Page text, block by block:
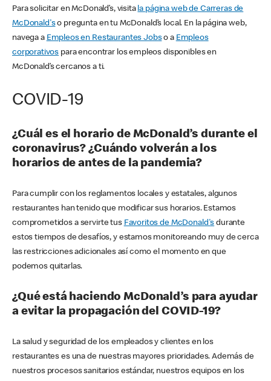
Para solicitar en McDonald’s, visita la página web de Carreras de
McDonald'so pregunta en tu McDonald’s local. En la página web,
navega a Empleos en Restaurantes Jobso a Empleos
corporativos para encontrar los empleos disponibles en
McDonald’s cercanos a ti.
COVID-19
¿Cuál es el horario de McDonald’s durante el
coronavirus? ¿Cuándo volverán a los
horarios de antes de la pandemia?
Para cumplir con los reglamentos locales y estatales, algunos
restaurantes han tenido que modificar sus horarios. Estamos
comprometidos a servirte tus Favoritos de McDonald's durante
estos tiempos de desafíos, y estamos monitoreando muy de cerca
las restricciones adicionales así como el momento en que
podemos quitarlas.
¿Qué está haciendo McDonald’s para ayudar
a evitar la propagación del COVID-19?
La salud y seguridad de los empleados y clientes en los
restaurantes es una de nuestras mayores prioridades. Además de
nuestros procesos sanitarios estándar, nuestros equipos en los